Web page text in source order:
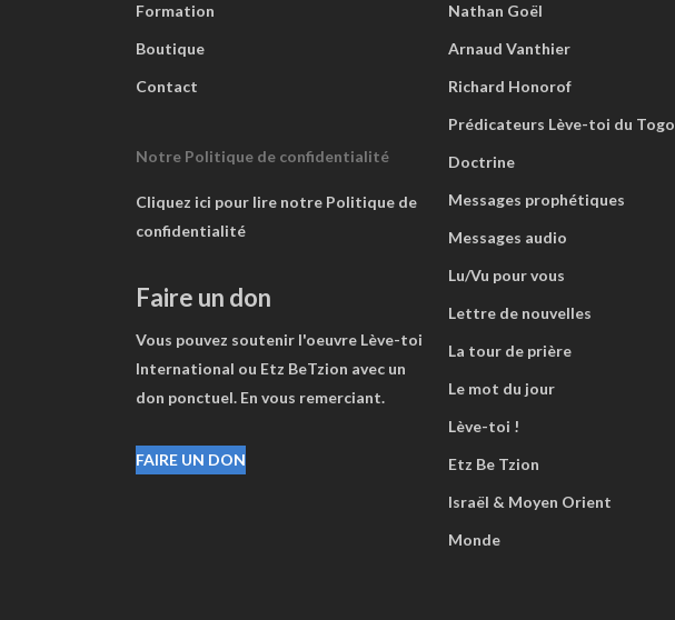
Formation
Boutique
Contact
Notre Politique de confidentialité
Cliquez ici pour lire notre Politique de
confidentialité
Faire un don
Vous pouvez soutenir l'oeuvre Lève-toi
International ou Etz BeTzion avec un
don ponctuel. En vous remerciant.
FAIRE UN DON
Nathan Goël
Arnaud Vanthier
Richard Honorof
Prédicateurs Lève-toi du Togo
Doctrine
Messages prophétiques
Messages audio
Lu/Vu pour vous
Lettre de nouvelles
La tour de prière
Le mot du jour
Lève-toi !
Etz Be Tzion
Israël & Moyen Orient
Monde